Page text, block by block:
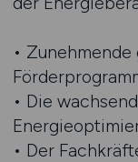
•
• Die
• Der